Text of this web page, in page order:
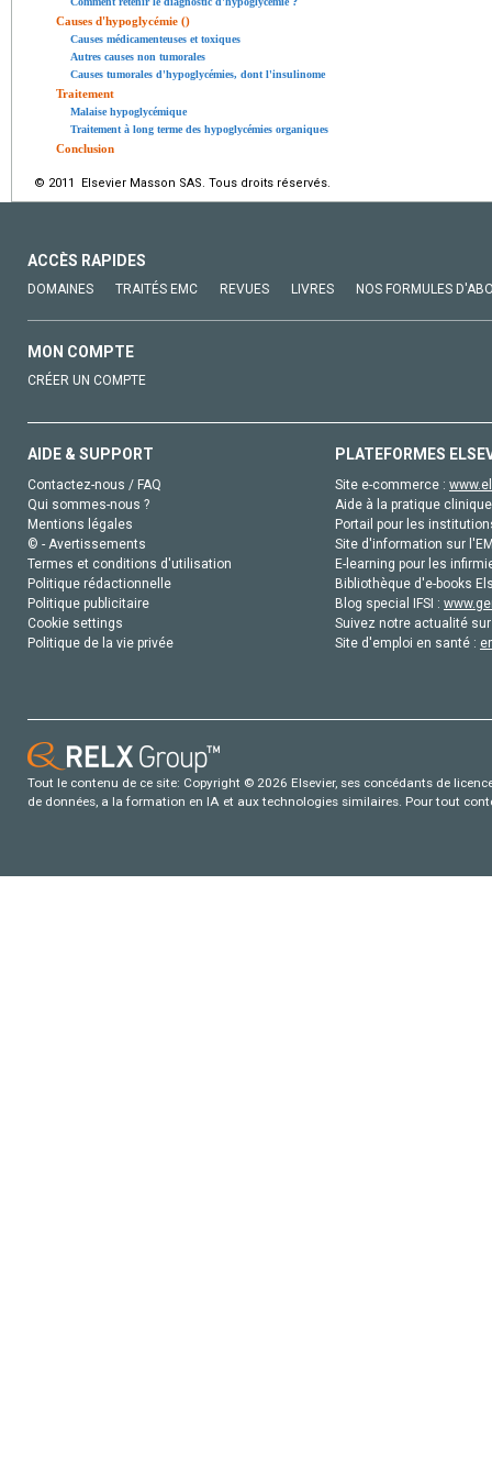
Causes d'hypoglycémie ()
Causes médicamenteuses et toxiques
Autres causes non tumorales
Causes tumorales d'hypoglycémies, dont l'insulinome
Traitement
Malaise hypoglycémique
Traitement à long terme des hypoglycémies organiques
Conclusion
© 2011 Elsevier Masson SAS. Tous droits réservés.
ACCÈS RAPIDES
DOMAINES TRAITÉS EMC REVUES LIVRES NOS FORMULES
MON COMPTE
CRÉER UN COMPTE
AIDE & SUPPORT
Contactez-nous / FAQ
Qui sommes-nous ?
Mentions légales
© - Avertissements
Termes et conditions d'utilisation
Politique rédactionnelle
Politique publicitaire
Cookie settings
Politique de la vie privée
PLATEFORMES
Site e-commerce :
Aide à la pratique
Portail pour les
Site d'information sur
E-learning pour les
Bibliothèque d'e-books
Blog special IFSI :
Suivez notre actualité
Site d'emploi en santé :
Tout le contenu de ce site: Copyright © 2026 Elsevier, ses concédants de
de données, a la formation en IA et aux technologies similaires. Pour tout